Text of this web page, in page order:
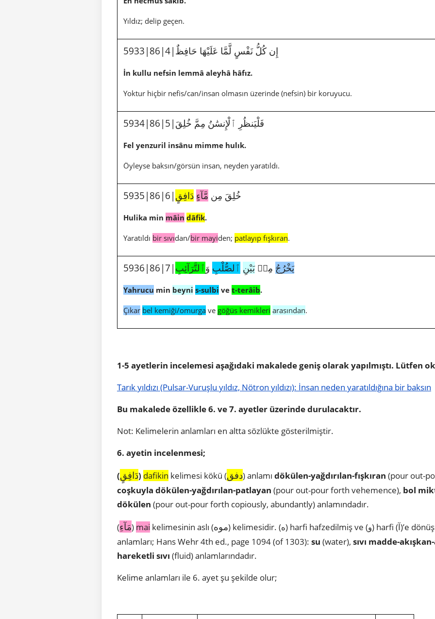
Yıldız; delip geçen.
5933|86|4|إِن كُلُّ نَفْسٍ لَّمَّا عَلَيْهَا حَافِظٌ
İn kullu nefsin lemmâ aleyhâ hâfız.
Yoktur hiçbir nefis/can/insan olmasın üzerinde (nefsin) bir koruyucu.
5934|86|5|فَلْيَنظُرِ ٱلْإِنسَٰنُ مِمَّ خُلِقَ
Fel yenzuril insânu mimme hulık.
Öyleyse baksın/görsün insan, neyden yaratıldı.
5935|86|6|خُلِقَ مِن مَّآءٍ دَافِقٍ
Hulika min mâin dâfik.
Yaratıldı bir sıvıdan/bir mayiden; patlayıp fışkıran.
5936|86|7| يَخْرُجُ مِنۢبَيْنِ ٱلصُّلْبِ وَٱلتَّرَآئِبِ
Yahrucu min beyni s-sulbi ve t-terâib.
Çıkar bel kemiği/omurga ve göğüs kemikleri arasından.
1-5 ayetlerin incelemesi aşağıdaki makalede geniş olarak yapılmıştı. Lütfen
Tarık yıldızı (Pulsar-Vuruşlu yıldız, Nötron yıldızı): İnsan neden yaratıldığına bir baksın
Bu makalede özellikle 6. ve 7. ayetler üzerinde durulacaktır.
Not: Kelimelerin anlamları en altta sözlükte gösterilmiştir.
6. ayetin incelenmesi;
(دَافِقٍ) dafikin kelimesi kökü (دفق) anlamı dökülen-yağdırılan-fışkıran (pour out-
coşkuyla dökülen-yağdırılan-patlayan (pour out-pour forth vehemence), bol
dökülen (pour out-pour forth copiously, abundantly) anlamındadır.
(مَآءِ) mai kelimesinin aslı (موه) kelimesidir. (ه) harfi hafzedilmiş ve (و) harfi (آ)’e dönüşmüştür. Bu kelimenin
anlamları; Hans Wehr 4th ed., page 1094 (of 1303): su (water), sıvı madde-akışkan-
hareketli sıvı (fluid) anlamlarındadır.
Kelime anlamları ile 6. ayet şu şekilde olur;